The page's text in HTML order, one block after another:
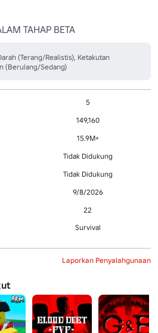
TAHAP BETA
(Terang/Realistis), Ketakutan
(Berulang/Sedang)
5
149,160
15.9M+
Tidak Didukung
Tidak Didukung
9/8/2026
22
Survival
Laporkan Penyalahgunaan